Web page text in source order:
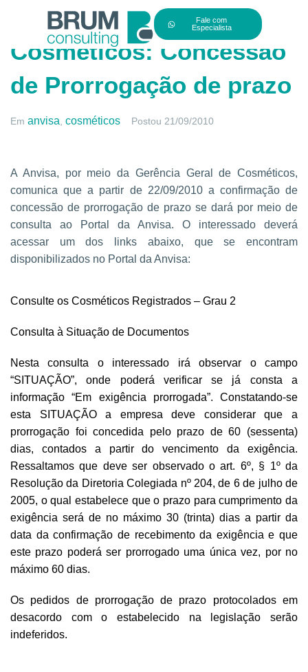
Fale com
Especialista
Cosméticos: Concessão
de Prorrogação de prazo
Em anvisa cosméticos Postou 21/09/2010
A Anvisa, por meio da Gerência Geral de Cosméticos,
comunica que a partir de 22/09/2010 a confirmação de
concessão de prorrogação de prazo se dará por meio de
consulta ao Portal da Anvisa. O interessado deverá
acessar um dos links abaixo, que se encontram
disponibilizados no Portal da Anvisa:
Consulte os Cosméticos Registrados – Grau 2
Consulta à Situação de Documentos
Nesta consulta o interessado irá observar o campo
“SITUAÇÃO”, onde poderá verificar se já consta a
informação “Em exigência prorrogada”. Constatando-se
esta SITUAÇÃO a empresa deve considerar que a
prorrogação foi concedida pelo prazo de 60 (sessenta)
dias, contados a partir do vencimento da exigência.
Ressaltamos que deve ser observado o art. 6º, § 1º da
Resolução da Diretoria Colegiada nº 204, de 6 de julho de
2005, o qual estabelece que o prazo para cumprimento da
exigência será de no máximo 30 (trinta) dias a partir da
data da confirmação de recebimento da exigência e que
este prazo poderá ser prorrogado uma única vez, por no
máximo 60 dias.
Os pedidos de prorrogação de prazo protocolados em
desacordo com o estabelecido na legislação serão
indeferidos.